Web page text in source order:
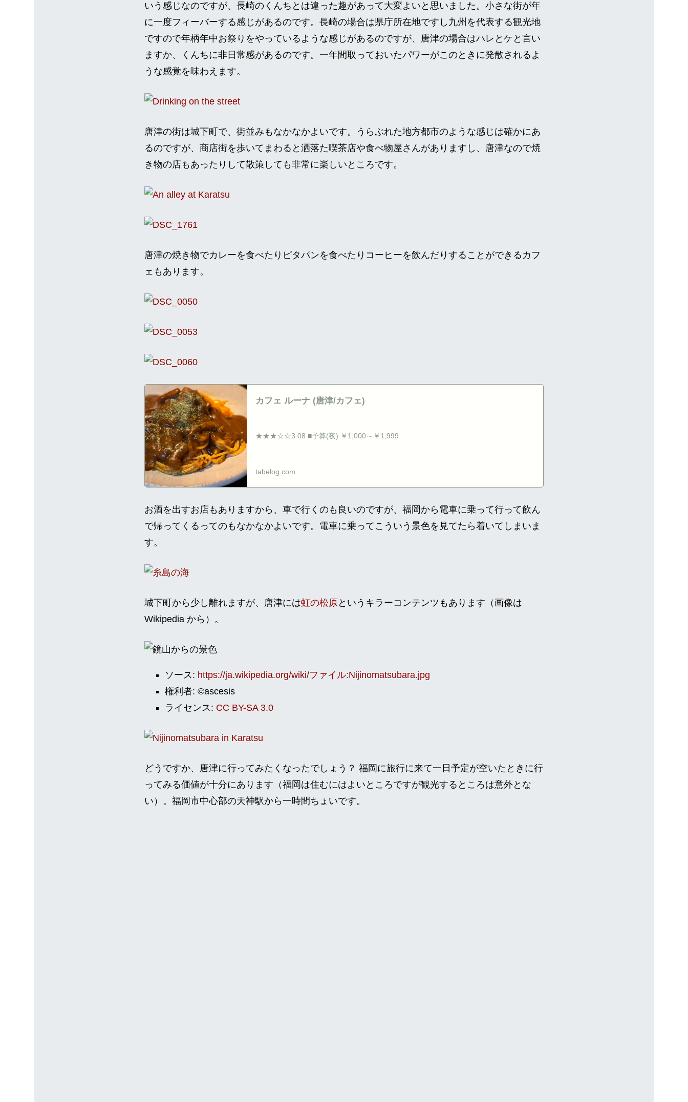
いう感じなのですが、長崎のくんちとは違った趣があって大変よいと思いました。小さな街が年
に一度フィーバーする感じがあるのです。長崎の場合は県庁所在地ですし九州を代表する観光地
ですので年柄年中お祭りをやっているような感じがあるのですが、唐津の場合はハレとケと言い
ますか、くんちに非日常感があるのです。一年間取っておいたパワーがこのときに発散されるよ
うな感覚を味わえます。
唐津の街は城下町で、街並みもなかなかよいです。うらぶれた地方都市のような感じは確かにあ
るのですが、商店街を歩いてまわると洒落た喫茶店や食べ物屋さんがありますし、唐津なので焼
き物の店もあったりして散策しても非常に楽しいところです。
唐津の焼き物でカレーを食べたりピタパンを食べたりコーヒーを飲んだりすることができるカフ
ェもあります。
カフェ ルーナ (唐津/カフェ)
★★★☆☆3.08 ■予算(夜):￥1,000～￥1,999
tabelog.com
お酒を出すお店もありますから、車で行くのも良いのですが、福岡から電車に乗って行って飲ん
で帰ってくるってのもなかなかよいです。電車に乗ってこういう景色を見てたら着いてしまいま
す。
城下町から少し離れますが、唐津には虹の松原 というキラーコンテンツもあります（画像は
Wikipedia から）。
ソース: https://ja.wikipedia.org/wiki/ファイル:Nijinomatsubara.jpg
権利者: ©ascesis
ライセンス: CC BY-SA 3.0
どうですか、唐津に行ってみたくなったでしょう？ 福岡に旅行に来て一日予定が空いたときに行
ってみる価値が十分にあります（福岡は住むにはよいところですが観光するところは意外とな
い）。福岡市中心部の天神駅から一時間ちょいです。